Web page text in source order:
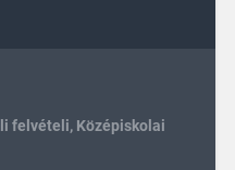
felvételi, Középiskolai